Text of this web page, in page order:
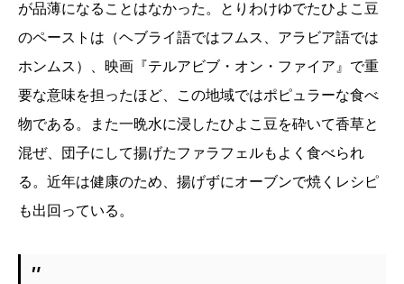
が品薄になることはなかった。とりわけゆでたひよこ豆
のペーストは（ヘブライ語ではフムス、アラビア語では
ホンムス）、映画『テルアビブ・オン・ファイア』で重
要な意味を担ったほど、この地域ではポピュラーな食べ
物である。また一晩水に浸したひよこ豆を砕いて香草と
混ぜ、団子にして揚げたファラフェルもよく食べられ
る。近年は健康のため、揚げずにオーブンで焼くレシピ
も出回っている。